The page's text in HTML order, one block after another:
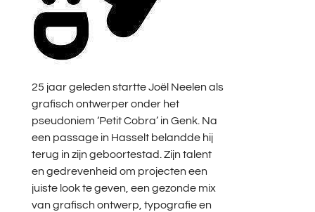
25 jaar geleden startte Joël Neelen als
grafisch ontwerper onder het
pseudoniem ‘Petit Cobra’ in Genk. Na
een passage in Hasselt belandde hij
terug in zijn geboortestad. Zijn talent
en gedrevenheid om projecten een
juiste look te geven, een gezonde mix
van grafisch ontwerp, typografie en